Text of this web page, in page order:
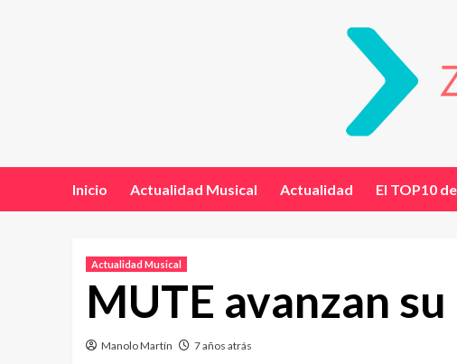
Inicio Actualidad Musical Actualidad El TOP10
Actualidad Musical
MUTE avanzan
Manolo Martín 7 años atrás